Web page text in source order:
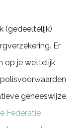
(gedeeltelijk)
Er
op je wettelijk
geneeswijze.
Federatie